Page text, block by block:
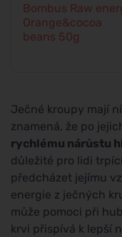
Bombus Raw
Orange&cocoa
beans 50g
Ječné kroupy mají
znamená, že po
rychlému nárůstu
důležité pro lidi
předcházet jejímu
energie z ječných
může pomoci při
krvi přispívá k lepší